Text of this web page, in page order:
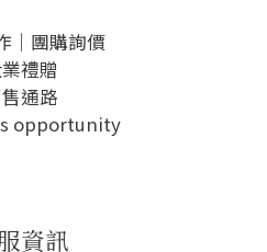
｜團購詢價
禮贈
通路
opportunity
資訊